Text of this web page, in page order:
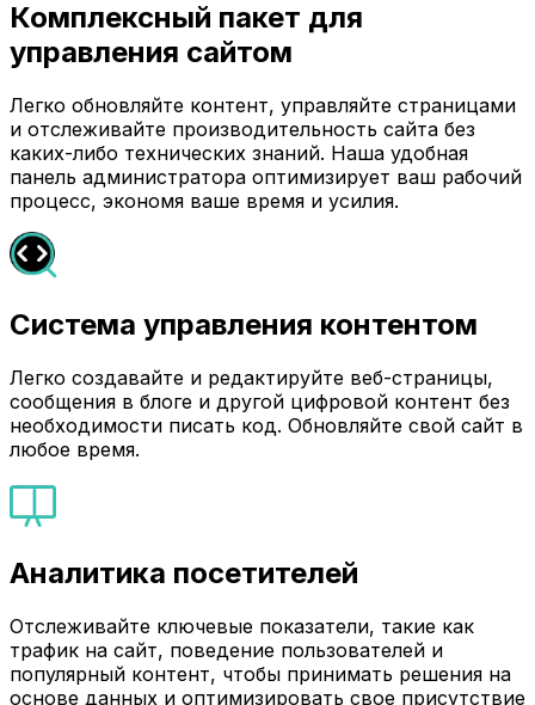
Комплексный пакет для
управления сайтом
Легко обновляйте контент, управляйте страницами
и отслеживайте производительность сайта без
каких-либо технических знаний. Наша удобная
панель администратора оптимизирует ваш рабочий
процесс, экономя ваше время и усилия.
Система управления контентом
Легко создавайте и редактируйте веб-страницы,
сообщения в блоге и другой цифровой контент без
необходимости писать код. Обновляйте свой сайт в
любое время.
Аналитика посетителей
Отслеживайте ключевые показатели, такие как
трафик на сайт, поведение пользователей и
популярный контент, чтобы принимать решения на
основе данных и оптимизировать свое присутствие